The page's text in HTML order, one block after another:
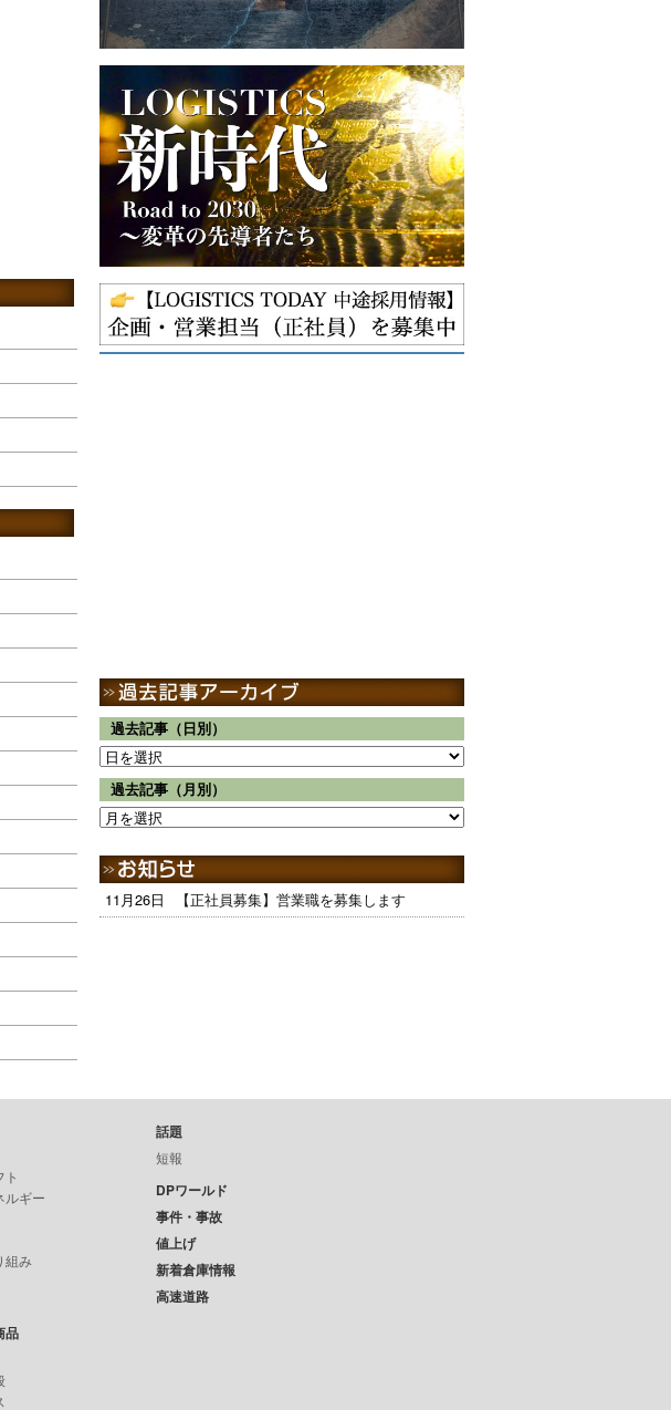
過去記事（日別）
過去記事（月別）
11月26日 【正社員募集】営業職を募集します
ルギー
組み
品
話題
短報
DPワールド
事件・事故
値上げ
新着倉庫情報
高速道路